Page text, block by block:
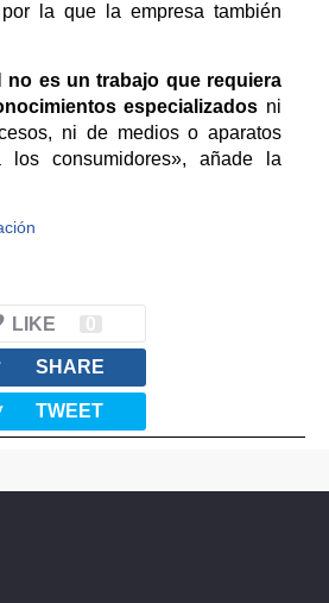
la que la empresa también
no es un trabajo que requiera
especializados ni
ni de medios o aparatos
los consumidores», añade la
LIKE 0
SHARE
TWEET